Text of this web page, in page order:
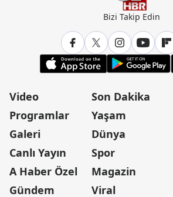
Bizi Takip Edin
Video
Programlar
Galeri
Canlı Yayın
A Haber Özel
Gündem
Son Dakika
Yaşam
Dünya
Spor
Magazin
Viral